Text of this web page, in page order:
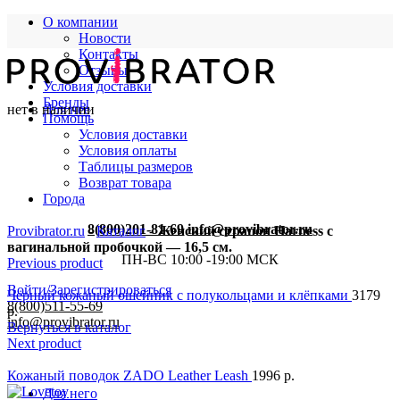
О компании
Новости
Контакты
Отзывы
Условия доставки
Бренды
Помощь
Условия доставки
Условия оплаты
Таблицы размеров
Возврат товара
Города
8(800)201-81-69 info@provibrator.ru
ПН-ВС 10:00 -19:00 МСК
Войти/Зарегистрироваться
8(800)511-55-69
info@provibrator.ru
Для нее
Для него
нет в наличии
Provibrator.ru -Каталог-Женский страпон Harness с
вагинальной пробочкой — 16,5 см.
Previous product
Чёрный кожаный ошейник с полукольцами и клёпками 3179
р.
Вернуться в каталог
Next product
Кожаный поводок ZADO Leather Leash 1996 р.